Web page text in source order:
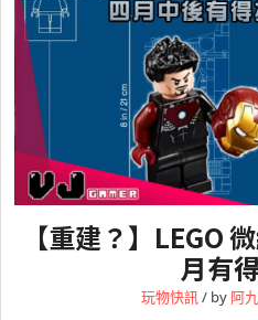
【重建？】LEGO
月有
玩物快訊/ by 阿九